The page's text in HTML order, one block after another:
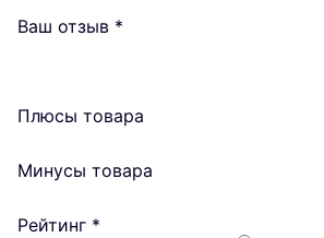
Ваш отзыв *
Плюсы товара
Минусы товара
Рейтинг *